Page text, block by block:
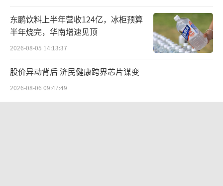
据了解，星冰乐、冰摇茶、茶拿铁这三大
品类推出夏日“心动价”后，所留出的价格空
喜好定制饮品。
“客制化”是星巴克非常独特的饮品定制
东鹏饮料上半年营收124亿，冰柜预算
半年烧完，华南增速见顶
2026-08-05 14:13:37
股价异动背后 济民健康跨界芯片谋变
2026-08-06 09:47:49